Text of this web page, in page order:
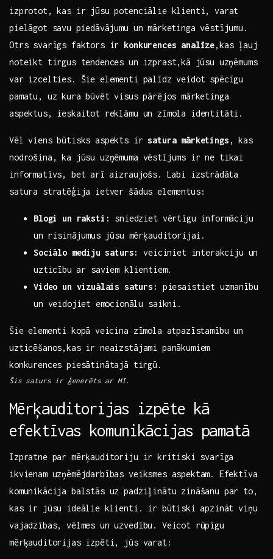
izprotot, kas ir jūsu potenciālie‍ klienti, ​varat
pielāgot ​savu⁢ piedāvājumu un mārketinga vēstījumu.
Otrs svarīgs faktors ir konkurences analīze,kas ‌ļauj
noteikt‍ tirgus tendences un izprast,kā ⁤jūsu uzņēmums
var‍ izcelties. Šie elementi palīdz veidot spēcīgu
pamatu, uz kura būvēt visus⁣ pārējos mārketinga
aspektus, ​ieskaitot reklāmu un zīmola‌ identitāti.
Vēl viens būtisks aspekts irsatura mārketings , kas
nodrošina, ka jūsu ‌uzņēmuma vēstījums ir ne‍ tikai​
informatīvs, bet arī ⁣aizraujošs. Labi‌ izstrādāta
satura stratēģija ietver šādus elementus:
Blogi un raksti:
sniedziet vērtīgu informāciju
un⁢ risinājumus​ jūsu mērķauditorijai.
Sociālo mediju ⁢saturs:
veiciniet interakciju un
uzticību⁤ ar saviem klientiem.
Video un vizuālais saturs:
piesaistiet uzmanību
un veidojiet⁣ emocionālu saikni.
Šie elementi kopā ⁤veicina zīmola atpazīstamību un
uzticēšanos,kas‍ ir neaizstājami panākumiem
konkurences piesātinātajā ⁤tirgū.
Šis saturs ir ģenerēts ar ⁤MI.
Mērķauditorijas izpēte kā
efektīvas komunikācijas pamatā
Izpratne par mērķauditoriju ir ⁤kritiski svarīga⁢
ikvienam ‍uzņēmējdarbības veiksmes‌ aspektam.⁢ Efektīva
komunikācija‍ balstās uz ‌padziļinātu zināšanu par to,
kas ir jūsu ideālie ⁤klienti. ir būtiski apzināt viņu
vajadzības, vēlmes un uzvedību. Veicot rūpīgu⁣
mērķauditorijas izpēti, jūs varat: